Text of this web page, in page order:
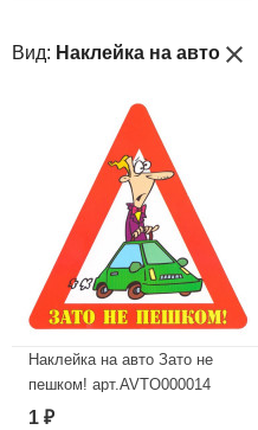
Вид: Наклейка на авто close
Наклейка на авто Зато не
пешком! арт.AVTO000014
1 ₽